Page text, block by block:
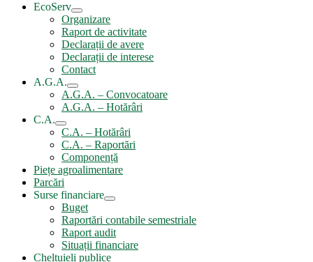
EcoServ
Organizare
Raport de activitate
Declarații de avere
Declarații de interese
Contact
A.G.A.
A.G.A. – Convocatoare
A.G.A. – Hotărâri
C.A.
C.A. – Hotărâri
C.A. – Raportări
Componență
Piețe agroalimentare
Parcări
Surse financiare
Buget
Raportări contabile semestriale
Raport audit
Situații financiare
Cheltuieli publice